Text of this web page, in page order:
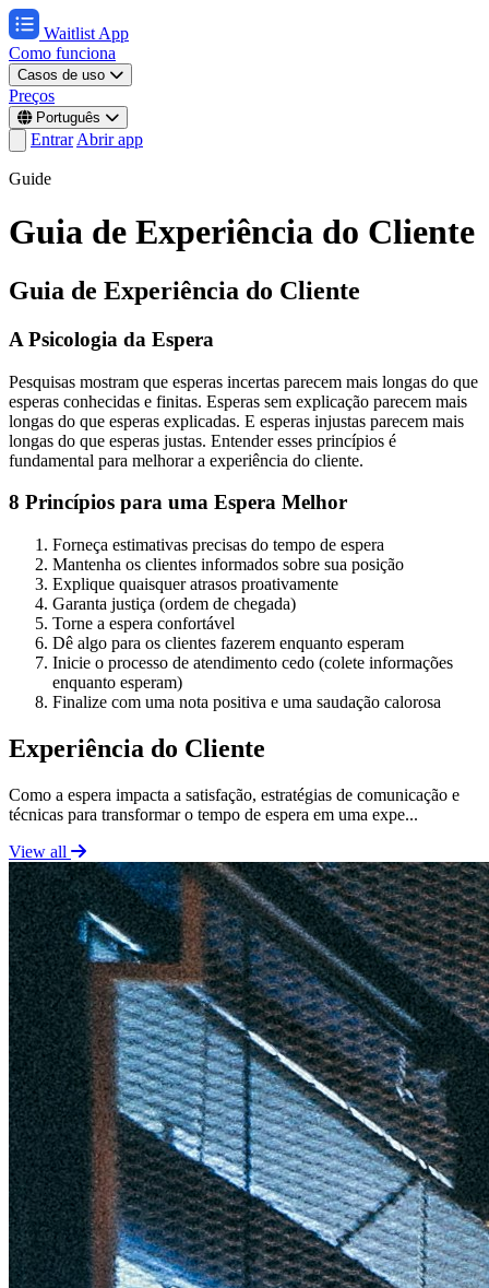
Waitlist App
Como funciona
Casos de uso
Preços
Português
Entrar Abrir app
Guide
Guia de Experiência do Cliente
Guia de Experiência do Cliente
A Psicologia da Espera
Pesquisas mostram que esperas incertas parecem mais longas do que
esperas conhecidas e finitas. Esperas sem explicação parecem mais
longas do que esperas explicadas. E esperas injustas parecem mais
longas do que esperas justas. Entender esses princípios é
fundamental para melhorar a experiência do cliente.
8 Princípios para uma Espera Melhor
Forneça estimativas precisas do tempo de espera
Mantenha os clientes informados sobre sua posição
Explique quaisquer atrasos proativamente
Garanta justiça (ordem de chegada)
Torne a espera confortável
Dê algo para os clientes fazerem enquanto esperam
Inicie o processo de atendimento cedo (colete informações
enquanto esperam)
Finalize com uma nota positiva e uma saudação calorosa
Experiência do Cliente
Como a espera impacta a satisfação, estratégias de comunicação e
técnicas para transformar o tempo de espera em uma expe...
View all